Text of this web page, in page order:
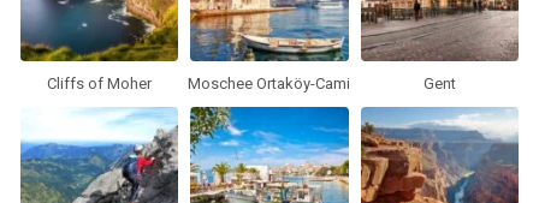
Cliffs of Moher Moschee Ortaköy-Cami Gent